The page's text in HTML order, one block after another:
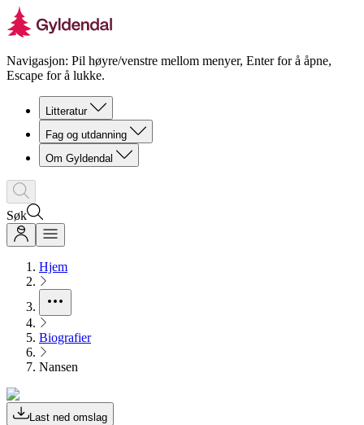
Navigasjon: Pil høyre/venstre mellom menyer, Enter for å åpne,
Escape for å lukke.
Litteratur
Fag og utdanning
Om Gyldendal
Søk
Hjem
Biografier
Nansen
Last ned omslag